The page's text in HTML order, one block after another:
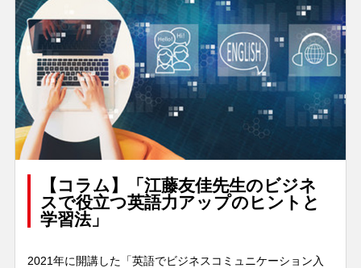
【コラム】「江藤友佳先生のビジネ
スで役立つ英語力アップのヒントと
学習法」
2021年に開講した「英語でビジネスコミュニケーション入